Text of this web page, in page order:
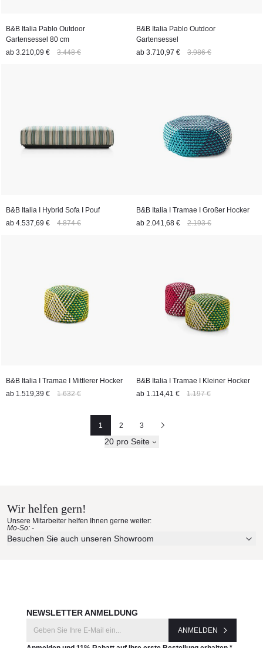
B&B Italia Pablo Outdoor
Gartensessel 80 cm
ab 3.210,09 € 3.448 €
B&B Italia Pablo Outdoor
Gartensessel
ab 3.710,97 € 3.986 €
B&B Italia I Hybrid Sofa I Pouf
ab 4.537,69 € 4.874 €
B&B Italia I Tramae I Großer Hocker
ab 2.041,68 € 2.193 €
B&B Italia I Tramae I Mittlerer Hocker
ab 1.519,39 € 1.632 €
B&B Italia I Tramae I Kleiner Hocker
ab 1.114,41 € 1.197 €
Seite
1
Seite
2 3
Nächste
20 pro Seite
Wir helfen gern!
Unsere Mitarbeiter helfen Ihnen gerne weiter:
Mo-So: -
Besuchen Sie auch unseren Showroom
NEWSLETTER ANMELDUNG
ANMELDEN